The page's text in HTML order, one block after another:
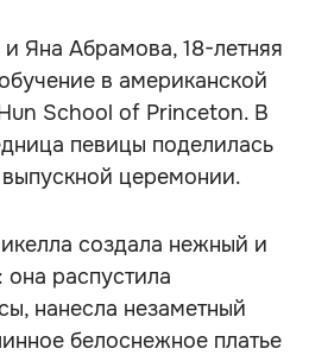
Яна Абрамова, 18-летняя
в американской
School of Princeton. В
певицы поделилась
церемонии.
создала нежный и
распустила
нанесла незаметный
белоснежное платье